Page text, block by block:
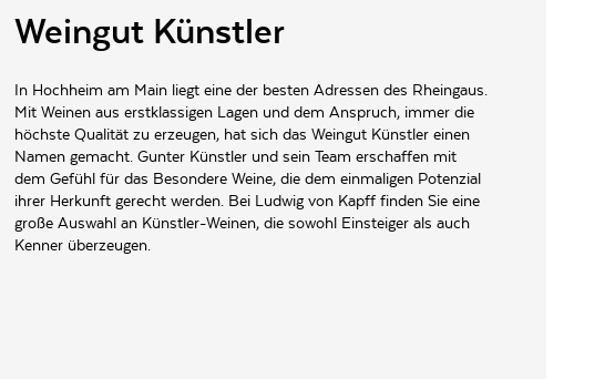
Weingut Künstler
In Hochheim am Main liegt eine der besten Adressen des Rheingaus.
Mit Weinen aus erstklassigen Lagen und dem Anspruch, immer die
höchste Qualität zu erzeugen, hat sich das Weingut Künstler einen
Namen gemacht. Gunter Künstler und sein Team erschaffen mit
dem Gefühl für das Besondere Weine, die dem einmaligen Potenzial
ihrer Herkunft gerecht werden. Bei Ludwig von Kapff finden Sie eine
große Auswahl an Künstler-Weinen, die sowohl Einsteiger als auch
Kenner überzeugen.